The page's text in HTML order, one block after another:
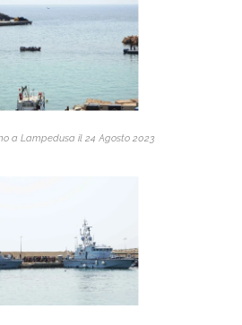
a Lampedusa il 24 Agosto 2023